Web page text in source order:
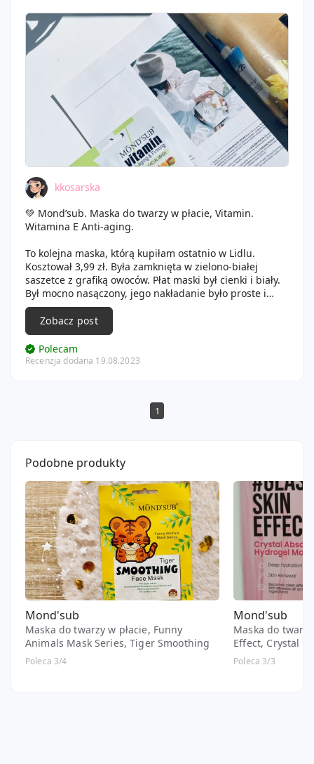
kkosarska
💚 Mond’sub. Maska do twarzy w płacie, Vitamin.
Witamina E Anti-aging.
To kolejna maska, którą kupiłam ostatnio w Lidlu.
Kosztował 3,99 zł. Była zamknięta w zielono-białej
saszetce z grafiką owoców. Płat maski był cienki i biały.
Był mocno nasączony, jego nakładanie było proste i
szybkie. Otwory były dobrze wycięte, maska trzymała
się buzi i nie zsuwała. Relaks z tą
maską należał do przyjemnych. Skóra po tej masce była
lekko napięta, gładka i odżywiona. Nie pojawiły się u
mnie żadne efekty niepożadane. Jak najbardziej ta
Zobacz post
Polecam
Recenzja dodana 19.08.2023
1
Podobne produkty
Mond'sub
Maska do twarzy w płacie, Funny
Animals Mask Series, Tiger Smoothing
Poleca 3/4
Mond'sub
Maska do
Effect, Crystal
Mask
Poleca 3/3